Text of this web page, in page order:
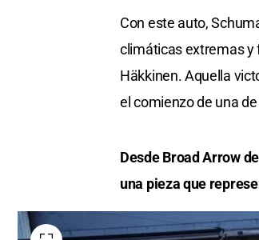
Con este auto,
climáticas extremas y
Häkkinen. Aquella
el comienzo de una
Desde Broad Arrow
una pieza que